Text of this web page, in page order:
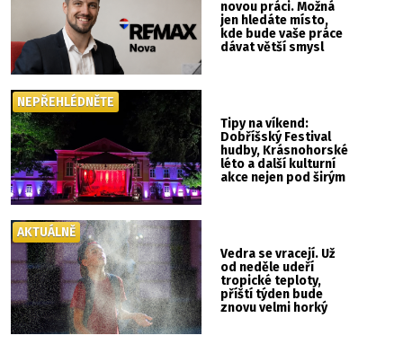
novou práci. Možná
jen hledáte místo,
kde bude vaše práce
dávat větší smysl
Tipy na víkend:
Dobříšský Festival
hudby, Krásnohorské
léto a další kulturní
akce nejen pod širým
NEPŘEHLÉDNĚTE
Vedra se vracejí. Už
od neděle udeří
tropické teploty,
příští týden bude
znovu velmi horký
AKTUÁLNĚ